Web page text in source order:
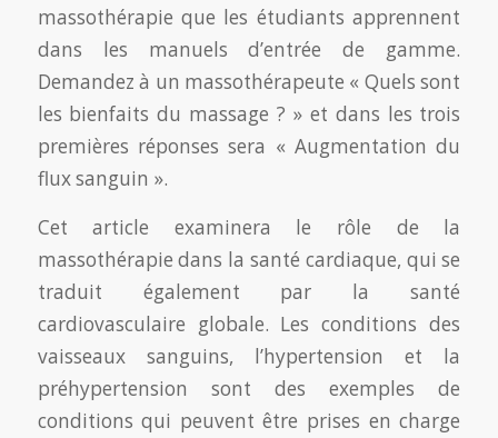
massothérapie que les étudiants apprennent
dans les manuels d’entrée de gamme.
Demandez à un massothérapeute « Quels sont
les bienfaits du massage ? » et dans les trois
premières réponses sera « Augmentation du
flux sanguin ».
Cet article examinera le rôle de la
massothérapie dans la santé cardiaque, qui se
traduit également par la santé
cardiovasculaire globale. Les conditions des
vaisseaux sanguins, l’hypertension et la
préhypertension sont des exemples de
conditions qui peuvent être prises en charge